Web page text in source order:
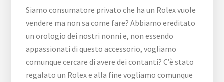
Siamo consumatore privato che ha un Rolex vuole
vendere ma non sa come fare? Abbiamo ereditato
un orologio dei nostri nonni e, non essendo
appassionati di questo accessorio, vogliamo
comunque cercare di avere dei contanti? C’è stato
regalato un Rolex e alla fine vogliamo comunque